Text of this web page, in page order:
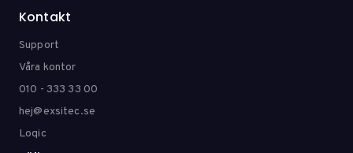
Kontakt
Support
Våra kontor
010 - 333 33 00
hej@exsitec.se
Loqic